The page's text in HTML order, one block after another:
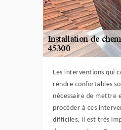
Les interventions qui
rendre confortables
nécessaire de mettre
procéder à ces
difficiles, il est très